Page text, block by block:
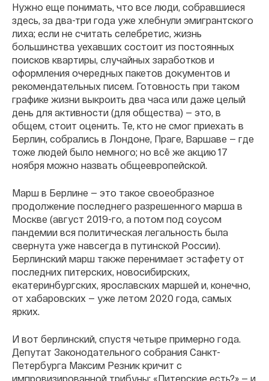
Нужно еще понимать, что все люди, собравшиеся
здесь, за два-три года уже хлебнули эмигрантского
лиха; если не считать селебретис, жизнь
большинства уехавших состоит из постоянных
поисков квартиры, случайных заработков и
оформления очередных пакетов документов и
рекомендательных писем. Готовность при таком
графике жизни выкроить два часа или даже целый
день для активности (для общества) — это, в
общем, стоит оценить. Те, кто не смог приехать в
Берлин, собрались в Лондоне, Праге, Варшаве — где
тоже людей было немного; но всё же акцию 17
ноября можно назвать общеевропейской.
Марш в Берлине — это такое своеобразное
продолжение последнего разрешенного марша в
Москве (август 2019-го, а потом под соусом
пандемии вся политическая легальность была
свернута уже навсегда в путинской России).
Берлинский марш также перенимает эстафету от
последних питерских, новосибирских,
екатеринбургских, ярославских маршей и, конечно,
от хабаровских — уже летом 2020 года, самых
ярких.
И вот берлинский, спустя четыре примерно года.
Депутат Законодательного собрания Санкт-
Петербурга Максим Резник кричит с
импровизированной трибуны: «Питерские есть?» — и